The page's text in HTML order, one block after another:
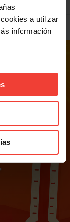
a utilizar
información